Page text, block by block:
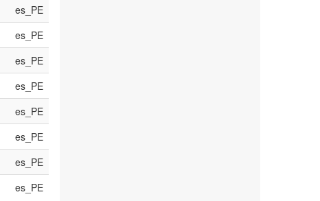
es_PE
es_PE
es_PE
es_PE
es_PE
es_PE
es_PE
es_PE